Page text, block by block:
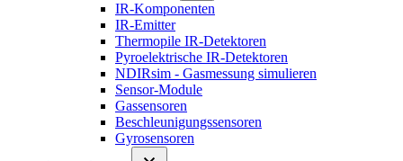
IR-Komponenten
IR-Emitter
Thermopile IR-Detektoren
Pyroelektrische IR-Detektoren
NDIRsim - Gasmessung simulieren
Sensor-Module
Gassensoren
Beschleunigungssensoren
Gyrosensoren